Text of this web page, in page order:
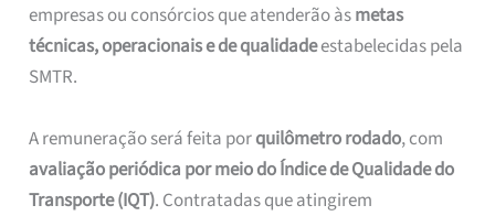
empresas ou consórcios que atenderão àsmetas
técnicas, operacionais e de qualidadeestabelecidas pela
SMTR.
A remuneração será feita porquilômetro rodado, com
avaliação periódica por meio do Índice de Qualidade do
Transporte (IQT). Contratadas que atingirem